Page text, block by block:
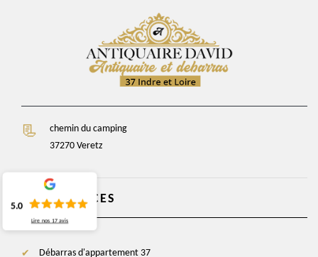
chemin du camping
37270 Veretz
NOS SERVICES
Débarras d'appartement 37
5.0
Lire nos 17 avis